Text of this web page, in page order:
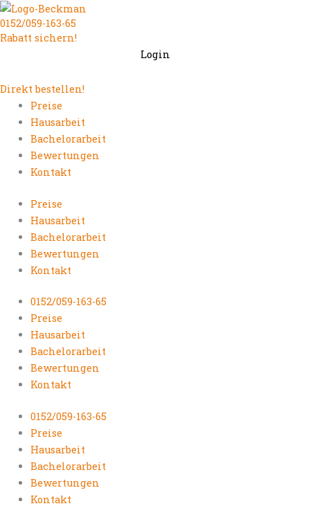
Zum
Inhalt
springen
0152/059-163-65
Rabatt sichern!
Login
Direkt bestellen!
Preise
Hausarbeit
Bachelorarbeit
Bewertungen
Kontakt
Preise
Hausarbeit
Bachelorarbeit
Bewertungen
Kontakt
0152/059-163-65
Preise
Hausarbeit
Bachelorarbeit
Bewertungen
Kontakt
0152/059-163-65
Preise
Hausarbeit
Bachelorarbeit
Bewertungen
Kontakt